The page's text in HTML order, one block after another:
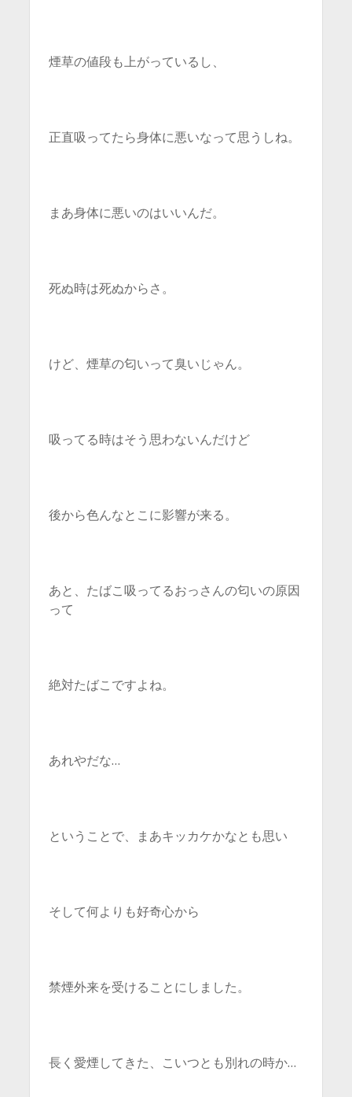
煙草の値段も上がっているし、
正直吸ってたら身体に悪いなって思うしね。
まあ身体に悪いのはいいんだ。
死ぬ時は死ぬからさ。
けど、煙草の匂いって臭いじゃん。
吸ってる時はそう思わないんだけど
後から色んなとこに影響が来る。
あと、たばこ吸ってるおっさんの匂いの原因
って
絶対たばこですよね。
あれやだな…
ということで、まあキッカケかなとも思い
そして何よりも好奇心から
禁煙外来を受けることにしました。
長く愛煙してきた、こいつとも別れの時か…